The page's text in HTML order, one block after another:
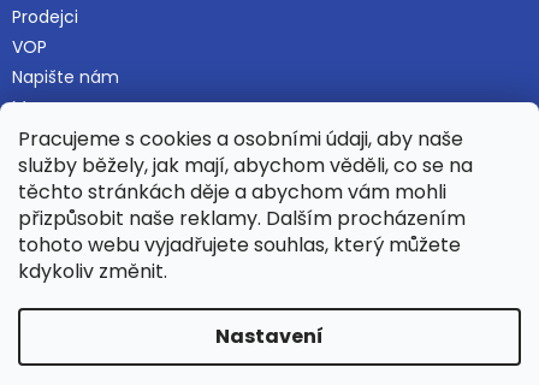
Pracujeme s cookies a osobními údaji, aby naše
služby běžely, jak mají, abychom věděli, co se na
těchto stránkách děje a abychom vám mohli
přizpůsobit naše reklamy. Dalším procházením
tohoto webu vyjadřujete souhlas, který můžete
kdykoliv změnit.
Nastavení
Prodejci
VOP
Napište nám
Mapa serveru
Najdete nás i na Alza.cz